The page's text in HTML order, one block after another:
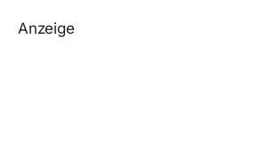
Anzeige